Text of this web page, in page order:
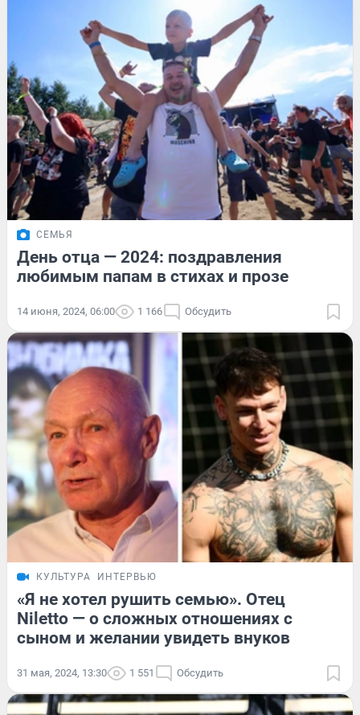
СЕМЬЯ
День отца — 2024: поздравления
любимым папам в стихах и прозе
14 июня, 2024, 06:00 1 166 Обсудить
КУЛЬТУРА ИНТЕРВЬЮ
«Я не хотел рушить семью». Отец
Niletto — о сложных отношениях с
сыном и желании увидеть внуков
31 мая, 2024, 13:30 1 551 Обсудить